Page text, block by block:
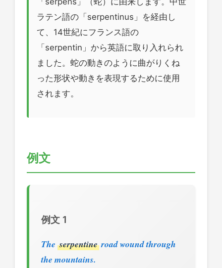
ラテン語の「serpentinus」を経由し
て、14世紀にフランス語の
「serpentin」から英語に取り入れられ
ました。蛇の動きのように曲がりくね
った形状や動きを表現するために使用
されます。
例文
例文 1
The serpentine road wound through
the mountains.